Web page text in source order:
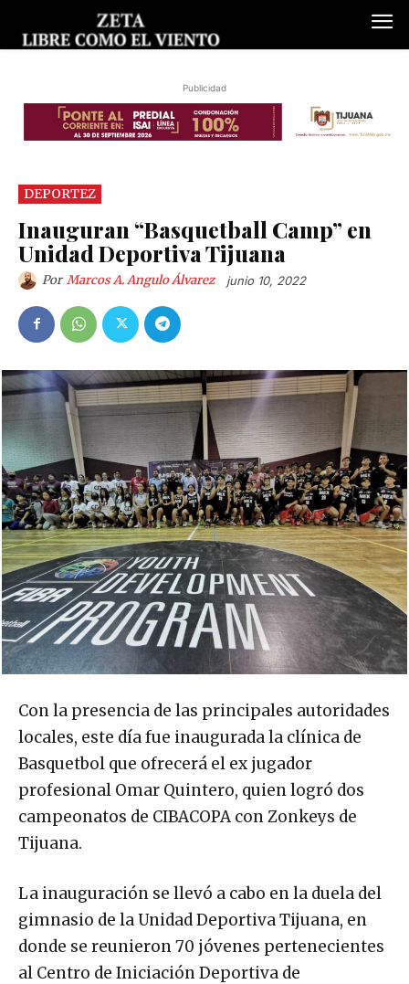
Publicidad
DEPORTEZ
Inauguran “Basquetball Camp” en
Unidad Deportiva Tijuana
Por Marcos A. Angulo Álvarez junio 10, 2022
Con la presencia de las principales autoridades
locales, este día fue inaugurada la clínica de
Basquetbol que ofrecerá el ex jugador
profesional Omar Quintero, quien logró dos
campeonatos de CIBACOPA con Zonkeys de
Tijuana.
La inauguración se llevó a cabo en la duela del
gimnasio de la Unidad Deportiva Tijuana, en
donde se reunieron 70 jóvenes pertenecientes
al Centro de Iniciación Deportiva de